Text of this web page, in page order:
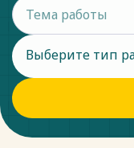
Выберите тип